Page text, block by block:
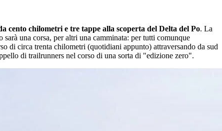
cento chilometri e tre tappe alla scoperta del Delta del Po. La
sarà una corsa, per altri una camminata: per tutti comunque
di circa trenta chilometri (quotidiani appunto) attraversando da sud
di trailrunners nel corso di una sorta di "edizione zero".